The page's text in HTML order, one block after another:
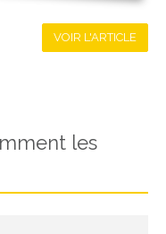
VOIR L'ARTICLE
les